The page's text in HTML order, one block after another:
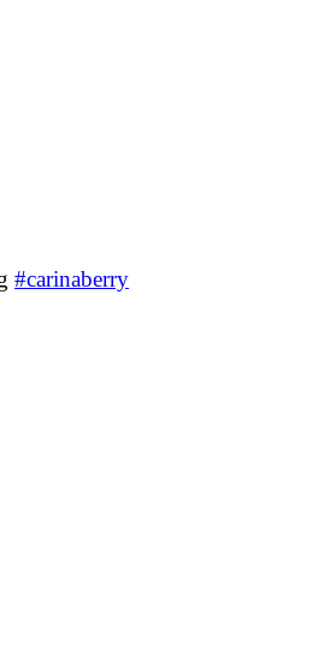
#carinaberry